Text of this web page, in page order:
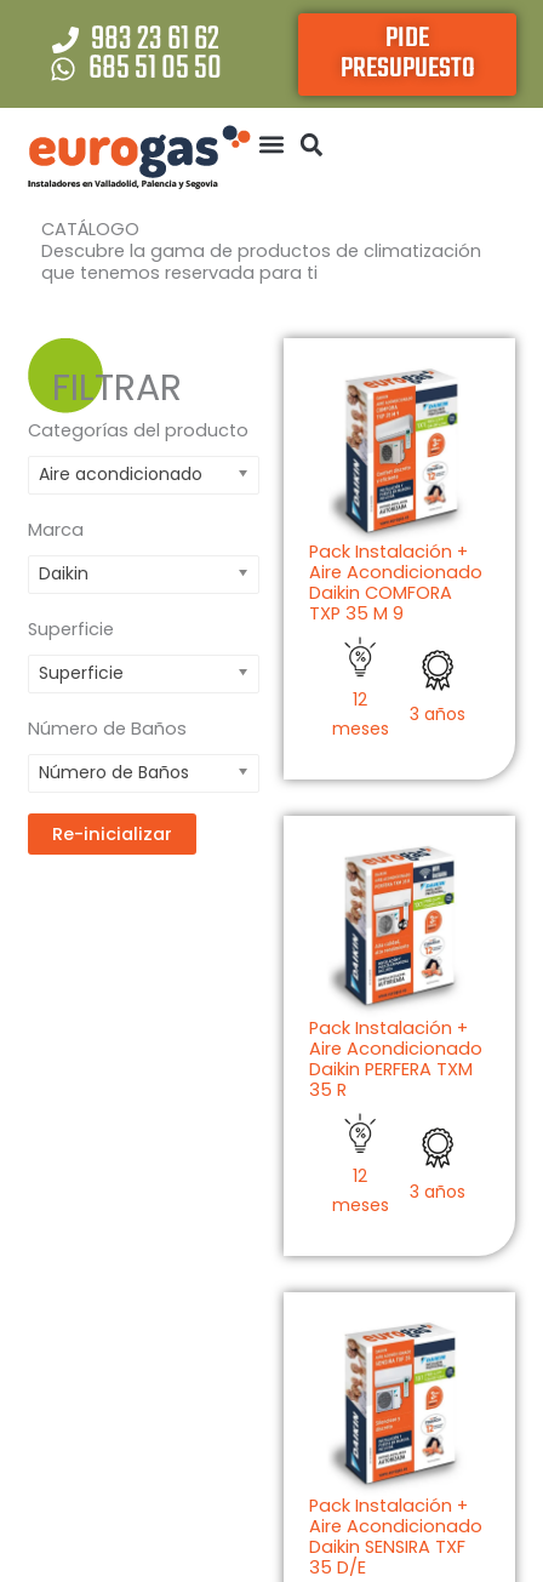
contenido
983 23 61 62
685 51 05 50
PIDE
PRESUPUESTO
CATÁLOGO
Descubre la gama de productos de climatización
que tenemos reservada para ti
FILTRAR
Categorías del producto
Aire acondicionado
Marca
Daikin
Superficie
Superficie
Número de Baños
Número de Baños
Re-inicializar
Pack Instalación +
Aire Acondicionado
Daikin COMFORA
TXP 35 M 9
12
meses
3 años
Pack Instalación +
Aire Acondicionado
Daikin PERFERA TXM
35 R
12
meses
3 años
Pack Instalación +
Aire Acondicionado
Daikin SENSIRA TXF
35 D/E